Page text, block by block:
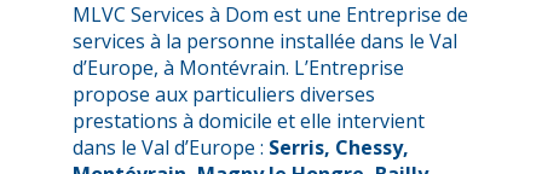
MLVC Services à Dom est une Entreprise de
services à la personne installée dans le Val
d’Europe, à Montévrain. L’Entreprise
propose aux particuliers diverses
prestations à domicile et elle intervient
dans le Val d’Europe : Serris, Chessy,